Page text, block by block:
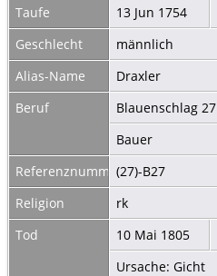
Taufe
13 Jun 1754
Geschlecht
männlich
Alias-Name
Draxler
Beruf
Blauenschlag 27
Bauer
Referenznummer(27)-B27
Religion
rk
Tod
10 Mai 1805
Ursache: Gicht